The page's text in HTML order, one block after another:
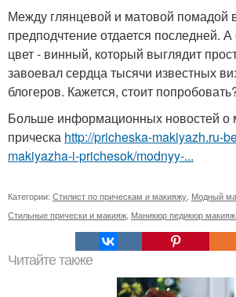
Между глянцевой и матовой помадой
предподчтение отдается последней.
цвет - винный, который выглядит
завоевал сердца тысячи известных
блогеров. Кажется, стоит
Больше информационных новостей о
прическа http://pricheska-makiyazh.ru-
makiyazha-i-prichesok/modnyy-...
Категории: Стилист по прическам и макияжу Модный
Стильные прически и макияж Маникюр педикюр
Читайте также